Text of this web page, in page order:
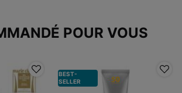
POUR VOUS
BEST-
SELLER